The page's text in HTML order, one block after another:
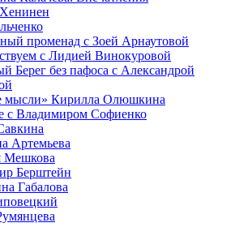
променад с Зоей Арнаутовой
с Лидией Винокуровой
Берег без пафоса с Александрой
мысли» Кирилла Олюшкина
с Владимиром Софиенко
Артемьева
Мешкова
Берштейн
Габалова